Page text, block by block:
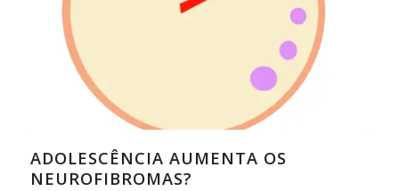
ADOLESCÊNCIA AUMENTA OS
NEUROFIBROMAS?